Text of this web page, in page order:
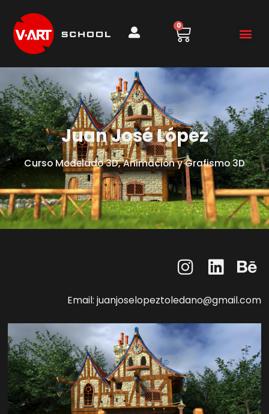
0
Juan José López
Curso Modelado 3D, Animación y Grafismo 3D
Email: juanjoselopeztoledano@gmail.com